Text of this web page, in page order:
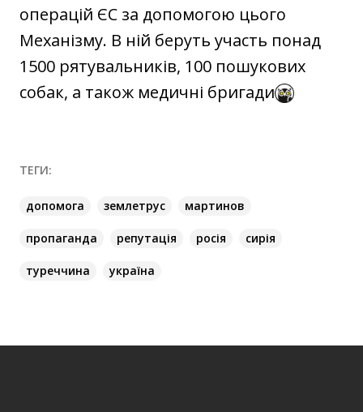
операцій ЄС за допомогою цього
Механізму. В ній беруть участь понад
1500 рятувальників, 100 пошукових
собак, а також медичні бригади
ТЕГИ:
допомога землетрус мартинов
пропаганда репутація росія сирія
туреччина україна